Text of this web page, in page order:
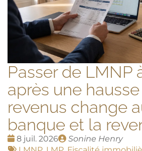
Passer de LMNP
après une
revenus change
banque et la
Date
8 juil. 2026
Publié
Sonine Henry